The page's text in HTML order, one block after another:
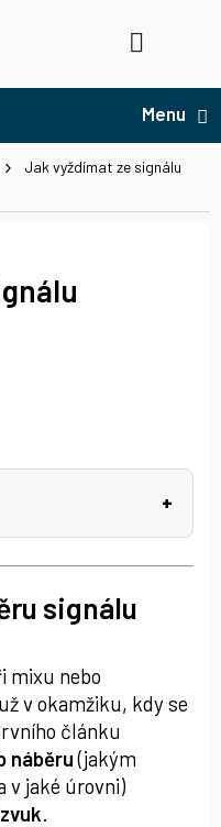
Jak vyždímat ze signálu
signálu
mixu nebo
v okamžiku, kdy se
článku
náběru(jakým
v jaké úrovni)
.